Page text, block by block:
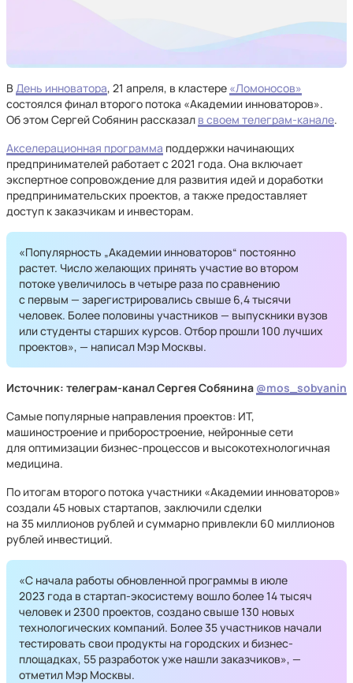
ВДень инноватора, 21 апреля, в кластере «Ломоносов»
состоялся финал второго потока «Академии инноваторов».
Об этом Сергей Собянин рассказал в своем телеграм-канале.
Акселерационная программа поддержки начинающих
предпринимателей работает с 2021 года. Она включает
экспертное сопровождение для развития идей и доработки
предпринимательских проектов, а также предоставляет
доступ к заказчикам и инвесторам.
«Популярность „Академии инноваторов“ постоянно
растет. Число желающих принять участие во втором
потоке увеличилось в четыре раза по сравнению
с первым — зарегистрировались свыше 6,4 тысячи
человек. Более половины участников — выпускники вузов
или студенты старших курсов. Отбор прошли 100 лучших
проектов», — написал Мэр Москвы.
Источник: телеграм-канал Сергея Собянина @mos_sobyanin
Самые популярные направления проектов: ИТ,
машиностроение и приборостроение, нейронные сети
для оптимизации бизнес-процессов и высокотехнологичная
медицина.
По итогам второго потока участники «Академии инноваторов»
создали 45 новых стартапов, заключили сделки
на 35 миллионов рублей и суммарно привлекли 60 миллионов
рублей инвестиций.
«С начала работы обновленной программы в июле
2023 года в стартап-экосистему вошло более 14 тысяч
человек и 2300 проектов, создано свыше 130 новых
технологических компаний. Более 35 участников начали
тестировать свои продукты на городских и бизнес-
площадках, 55 разработок уже нашли заказчиков», —
отметил Мэр Москвы.